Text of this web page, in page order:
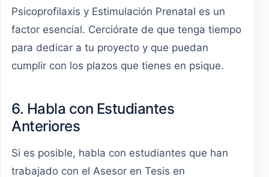
Psicoprofilaxis y Estimulación Prenatal es un
factor esencial. Cerciórate de que tenga tiempo
para dedicar a tu proyecto y que puedan
cumplir con los plazos que tienes en psique.
6. Habla con Estudiantes
Anteriores
Si es posible, habla con estudiantes que han
trabajado con el Asesor en Tesis en